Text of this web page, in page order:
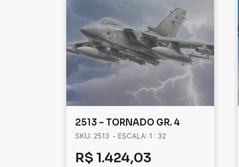
2513 – TORNADO GR. 4
SKU: 2513 - ESCALA: 1 : 32
R$ 1.424,03